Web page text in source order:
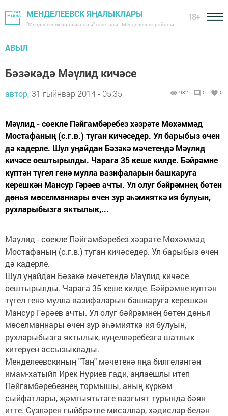
МЕНДЕЛЕЕВСК ЯҢАЛЫКЛАРЫ
"Менделеевск яңалыклары" газетасы - Менделеевск районы
18+
АВЫЛ
Бәзәкәдә Мәүлид кичәсе
автор, 31 гыйнвар 2014 - 05:35 982 0 0
Мәүлид - сөекле Пәйгамбәребез хәзрәте Мөхәммәд
Мостафаның (с.г.в.) туган кичәседер. Ул барыбыз өчен
дә кадерле. Шул уңайдан Бәзәкә мәчетендә Мәүлид
кичәсе оештырылды. Чарага 35 кеше килде. Бәйрәмне
күптән түгел генә мулла вазифаларын башкаруга
керешкән Мансур Гәрәев ачты. Ул олуг бәйрәмнең бөтен
дөнья мөселманнары өчен зур әһәмияткә ия булуын,
рухларыбызга яктылык,...
Мәүлид - сөекле Пәйгамбәребез хәзрәте Мөхәммәд
Мостафаның (с.г.в.) туган кичәседер. Ул барыбыз өчен
дә кадерле.
Шул уңайдан Бәзәкә мәчетендә Мәүлид кичәсе
оештырылды. Чарага 35 кеше килде. Бәйрәмне күптән
түгел генә мулла вазифаларын башкаруга керешкән
Мансур Гәрәев ачты. Ул олуг бәйрәмнең бөтен дөнья
мөселманнары өчен зур әһәмияткә ия булуын,
рухларыбызга яктылык, күңелләребезгә шатлык
китерүен ассызыклады.
Менделеевскиның "Таң" мәчетенә яңа билгеләнгән
имам-хатыйп Ирек Нуриев гади, аңлаешлы итеп
Пәйгамбәребезнең тормышы, аның күркәм
сыйфатлары, җәмгыятьтәге вәзгыят турында бәян
итте. Сүзләрен гыйбрәтле мисаллар, хәдисләр белән